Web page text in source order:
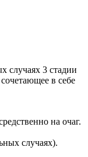
случаях 3 стадии
в себе
на очаг.
случаях).